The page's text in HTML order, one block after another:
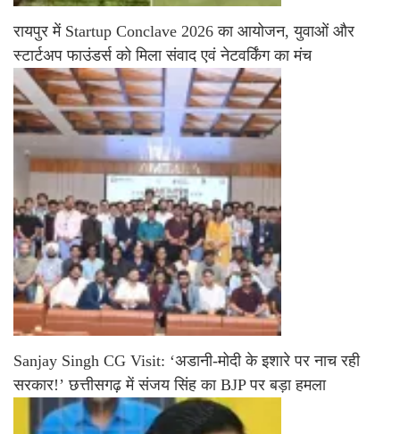
रायपुर में Startup Conclave 2026 का आयोजन, युवाओं और
स्टार्टअप फाउंडर्स को मिला संवाद एवं नेटवर्किंग का मंच
Sanjay Singh CG Visit: ‘अडानी-मोदी के इशारे पर नाच रही
सरकार!’ छत्तीसगढ़ में संजय सिंह का BJP पर बड़ा हमला